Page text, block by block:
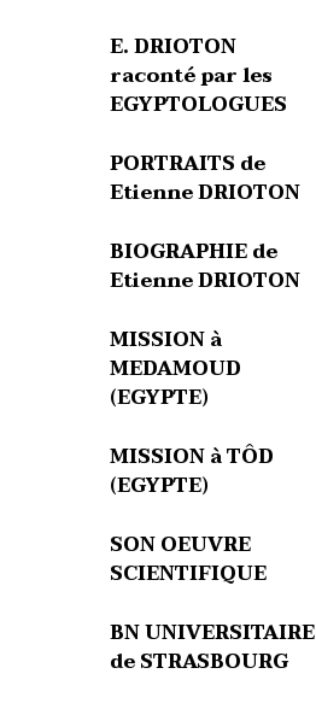
E. DRIOTON
raconté par les
EGYPTOLOGUES
PORTRAITS de
Etienne DRIOTON
BIOGRAPHIE de
Etienne DRIOTON
MISSION à
MEDAMOUD
(EGYPTE)
MISSION à TÔD
(EGYPTE)
SON OEUVRE
SCIENTIFIQUE
BN UNIVERSITAIRE
de STRASBOURG